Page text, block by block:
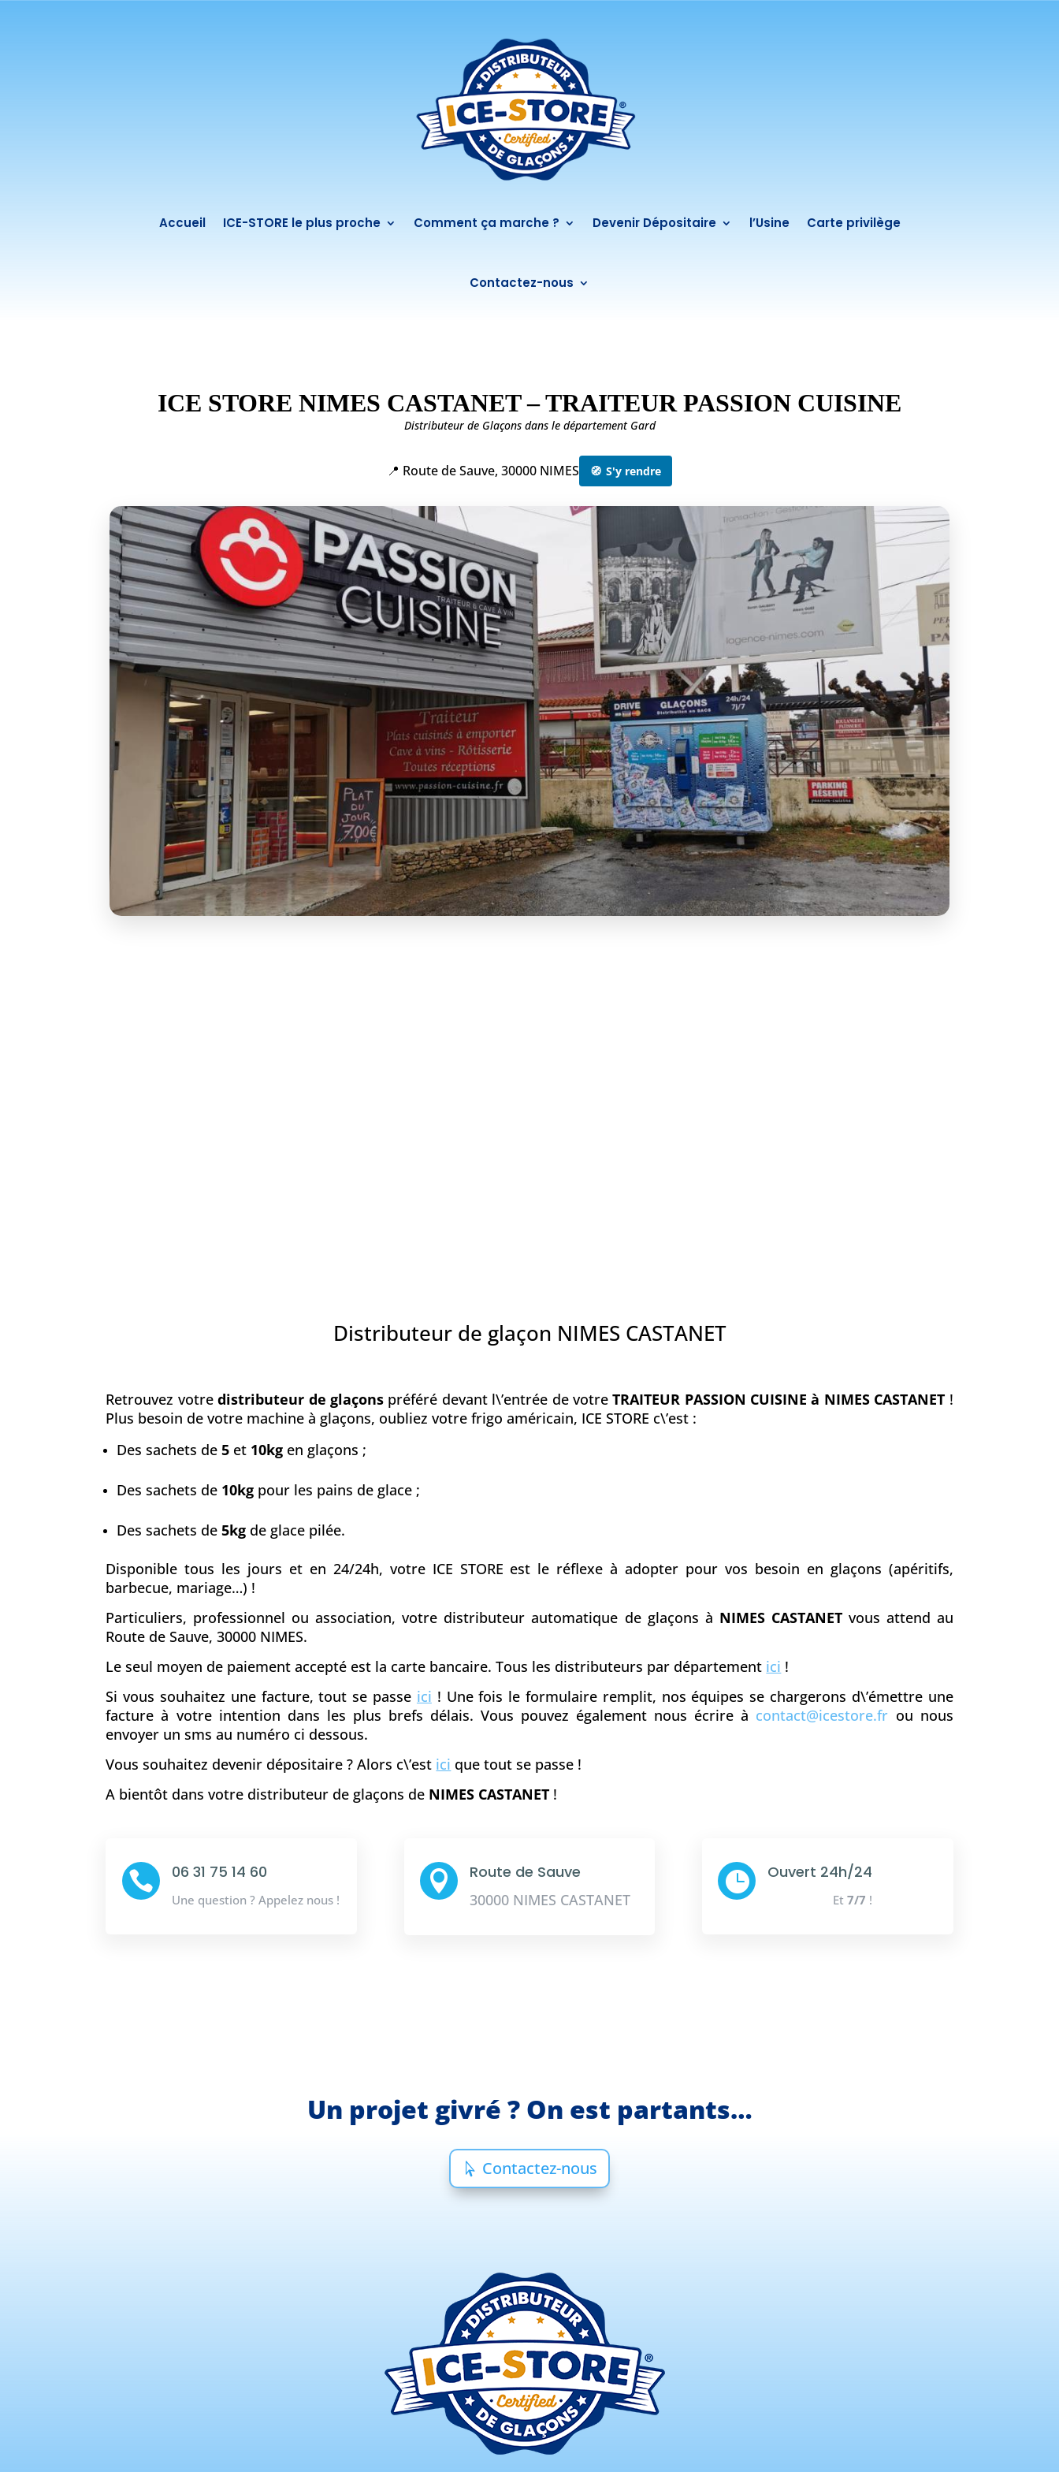
Accueil ICE-STORE le plus proche Comment ça marche ? Devenir Dépositaire l’Usine Carte privilège
Contactez-nous
ICE STORE NIMES CASTANET – TRAITEUR PASSION CUISINE
Distributeur de Glaçons dans le département Gard
📍 Route de Sauve, 30000 NIMES 🧭 S'y rendre
Distributeur de glaçon NIMES CASTANET
Retrouvez votredistributeur de glaçonspréféré devant l\’entrée de votreTRAITEUR PASSION CUISINE à NIMES CASTANET !
Plus besoin de votre machine à glaçons, oubliez votre frigo américain, ICE STORE c\’est :
Des sachets de5 et 10kg en glaçons ;
Des sachets de 10kg pour les pains de glace ;
Des sachets de5kg de glace pilée.
Disponible tous les jours et en 24/24h, votre ICE STORE est le réflexe à adopter pour vos besoin en glaçons (apéritifs,
barbecue, mariage…) !
Particuliers, professionnel ou association, votre distributeur automatique de glaçons à NIMES CASTANETvous attend au
Route de Sauve, 30000 NIMES.
Le seul moyen de paiement accepté est la carte bancaire. Tous les distributeurs par département ici !
Si vous souhaitez une facture, tout se passe ici ! Une fois le formulaire remplit, nos équipes se chargerons d\’émettre une
facture à votre intention dans les plus brefs délais. Vous pouvez également nous écrire à contact@icestore.fr ou nous
envoyer un sms au numéro ci dessous.
Vous souhaitez devenir dépositaire ? Alors c\’est ici que tout se passe !
A bientôt dans votre distributeur de glaçons de NIMES CASTANET !
 06 31 75 14 60
Une question ? Appelez nous !
 Route de Sauve
30000 NIMES CASTANET
 Ouvert 24h/24
Et 7/7 !
Un projet givré ? On est partants…
Contactez-nous